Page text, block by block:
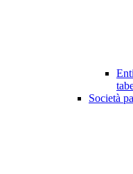
Società